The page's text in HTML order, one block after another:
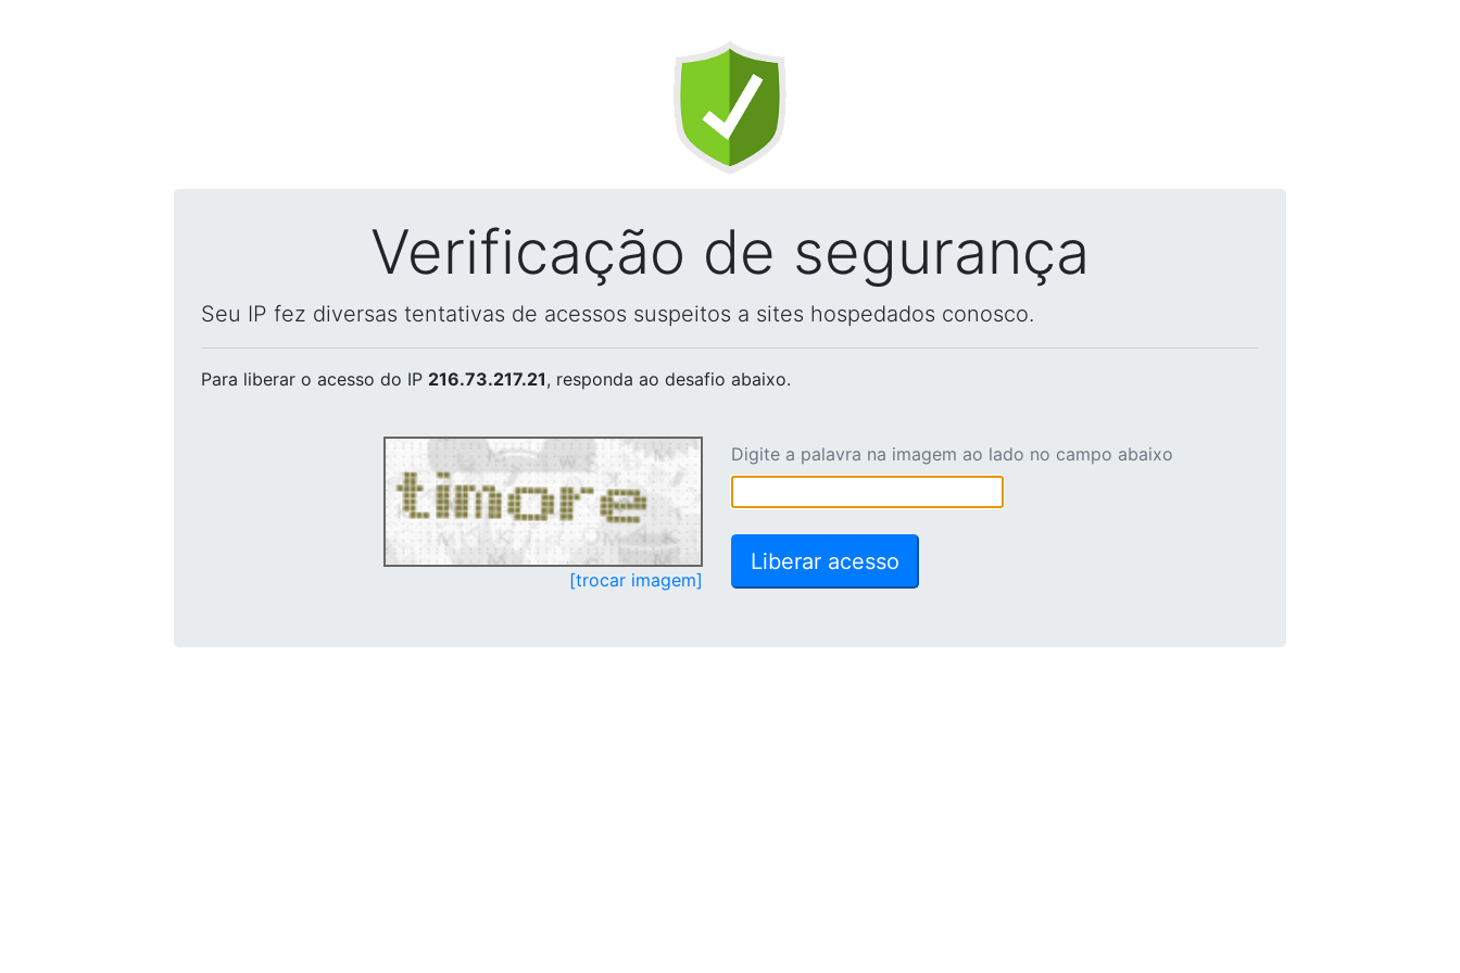
Verificação de segurança
Seu IP fez diversas tentativas de acessos suspeitos a sites hospedados conosco.
Para liberar o acesso do IP 216.73.217.21, responda ao desafio abaixo.
[trocar imagem]
Digite a palavra na imagem ao lado no campo abaixo